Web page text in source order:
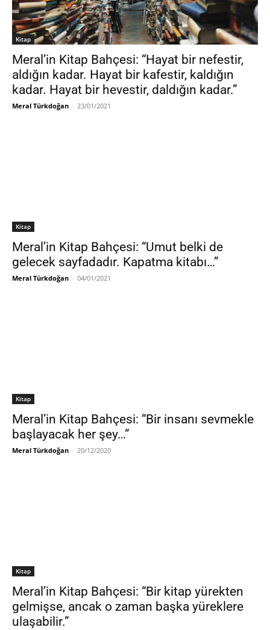
Kitap
Meral’in Kitap Bahçesi: “Hayat bir nefestir,
aldığın kadar. Hayat bir kafestir, kaldığın
kadar. Hayat bir hevestir, daldığın kadar.”
Meral Türkdoğan - 23/01/2021
Kitap
Meral’in Kitap Bahçesi: “Umut belki de
gelecek sayfadadır. Kapatma kitabı…”
Meral Türkdoğan - 04/01/2021
Kitap
Meral’in Kitap Bahçesi: “Bir insanı sevmekle
başlayacak her şey…”
Meral Türkdoğan - 20/12/2020
Kitap
Meral’in Kitap Bahçesi: “Bir kitap yürekten
gelmişse, ancak o zaman başka yüreklere
ulaşabilir.”